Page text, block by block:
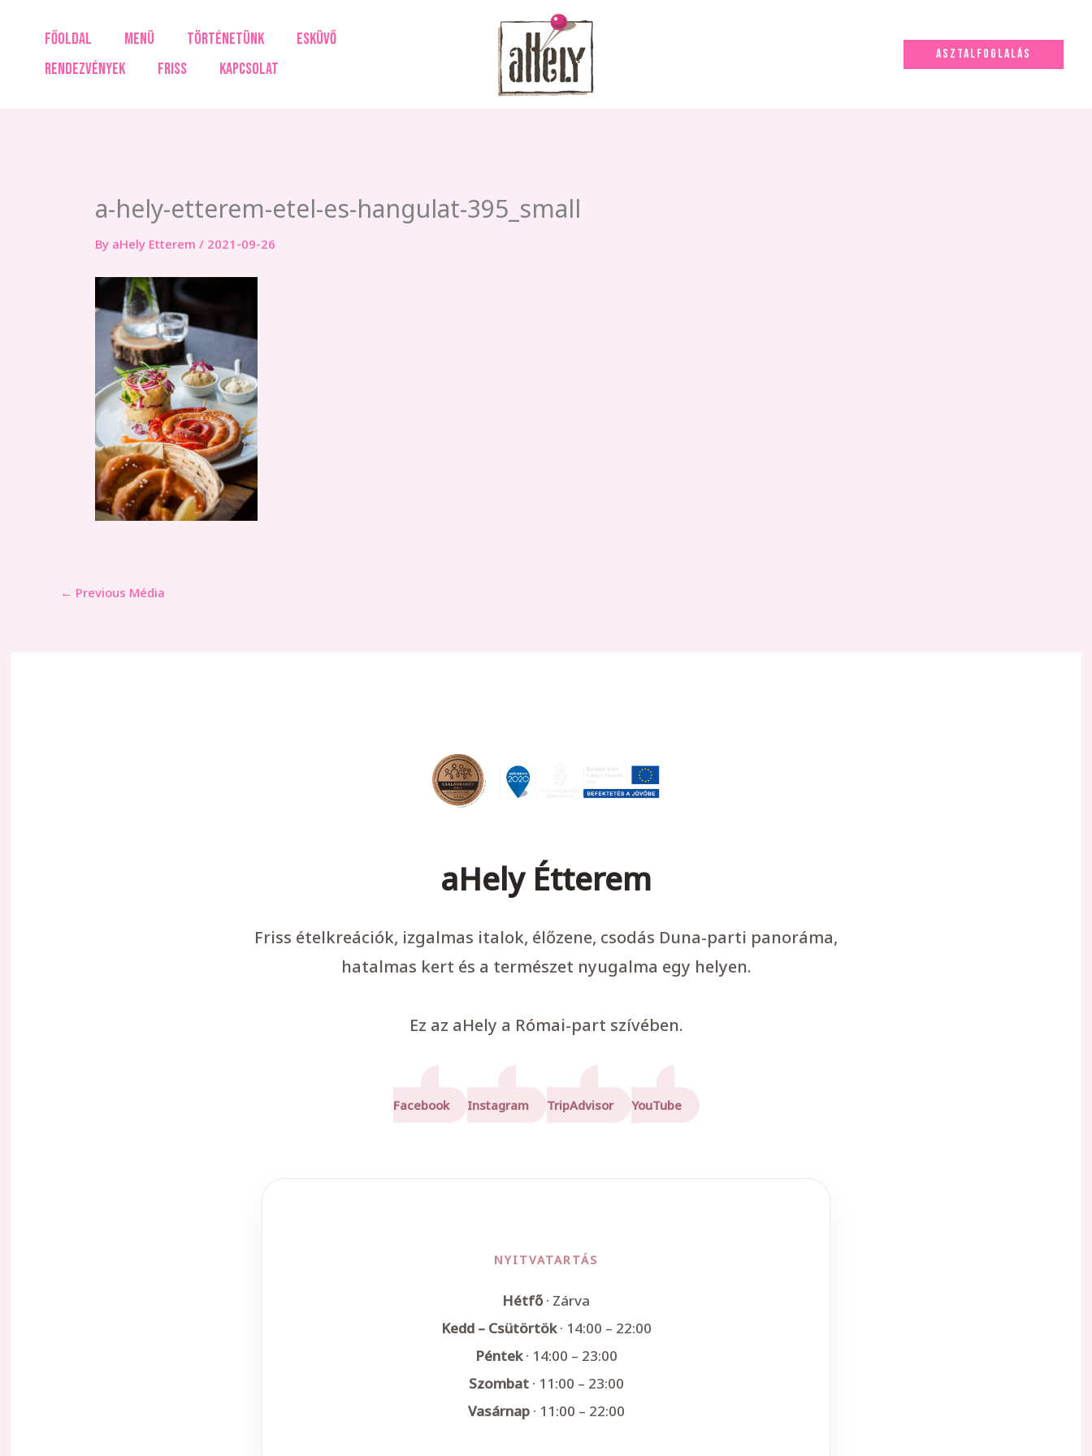
FŐOLDAL MENÜ TÖRTÉNETÜNK
ESKÜVŐ
RENDEZVÉNYEK
FRISS KAPCSOLAT
ASZTALFOGLALÁS
a-hely-etterem-etel-es-hangulat-395_small
By aHely Etterem / 2021-09-26
← Previous Média
aHely Étterem
Friss ételkreációk, izgalmas italok, élőzene, csodás Duna-parti panoráma,
hatalmas kert és a természet nyugalma egy helyen.
Ez az aHely a Római-part szívében.
Facebook Instagram TripAdvisor YouTube
NYITVATARTÁS
Hétfő· Zárva
Kedd – Csütörtök· 14:00 – 22:00
Péntek· 14:00 – 23:00
Szombat· 11:00 – 23:00
Vasárnap· 11:00 – 22:00